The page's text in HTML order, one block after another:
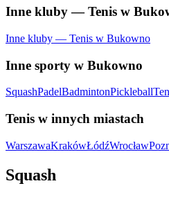
Inne kluby — Tenis w
Inne kluby — Tenis w Bukowno
Inne sporty w Bukowno
SquashPadelBadmintonPickleball
Tenis w innych miastach
WarszawaKrakówŁódźWrocław
Squash